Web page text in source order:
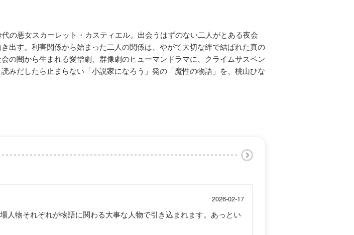
の悪女スカーレット・カスティエル。出会うはずのない二人がとある夜会
出す。利害関係から始まった二人の関係は、やがて大切な絆で結ばれた真の
闇から生まれる愛憎劇、群像劇のヒューマンドラマに、クライムサスペン
だしたら止まらない「小説家になろう」発の「魔性の物語」を、桃山ひな
2026-02-17
人物それぞれが物語に関わる大事な人物で引き込まれます。あっとい